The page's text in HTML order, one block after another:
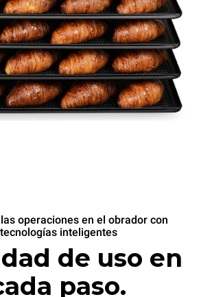
operaciones en el obrador con
tecnologías inteligentes
de uso en
paso.